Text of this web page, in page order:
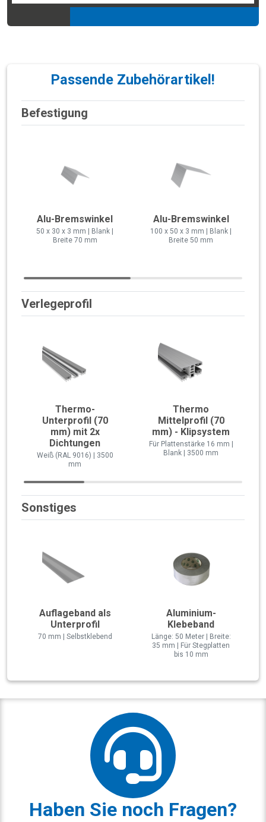
Passende Zubehörartikel!
Befestigung
Alu-Bremswinkel
50 x 30 x 3 mm | Blank |
Breite 70 mm
Alu-Bremswinkel
100 x 50 x 3 mm | Blank |
Breite 50 mm
Verlegeprofil
Thermo-
Unterprofil (70
mm) mit 2x
Dichtungen
Weiß (RAL 9016) | 3500
mm
Thermo
Mittelprofil (70
mm) - Klipsystem
Für Plattenstärke 16 mm |
Blank | 3500 mm
Sonstiges
Auflageband als
Unterprofil
70 mm | Selbstklebend
Aluminium-
Klebeband
Länge: 50 Meter | Breite:
35 mm | Für Stegplatten
bis 10 mm
Haben Sie noch Fragen?